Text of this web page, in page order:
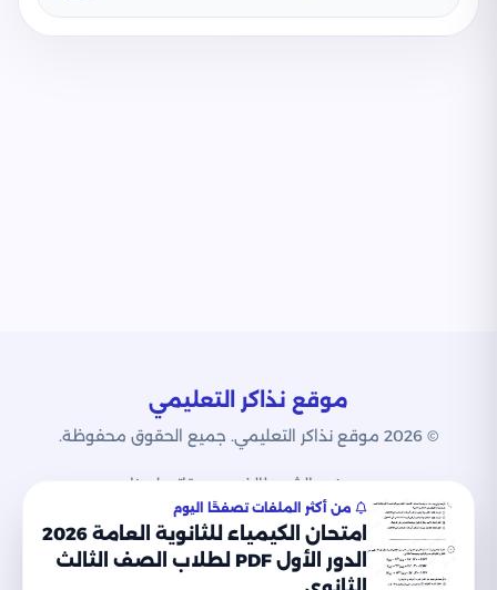
موقع نذاكر التعليمي
© 2026 موقع نذاكر التعليمي. جميع الحقوق محفوظة.
من نحن الشروطالخصوصيةاتصل بنا
من أكثر الملفات تصفحًا اليوم
امتحان الكيمياء للثانوية العامة 2026
الدور الأول PDF لطلاب الصف الثالث